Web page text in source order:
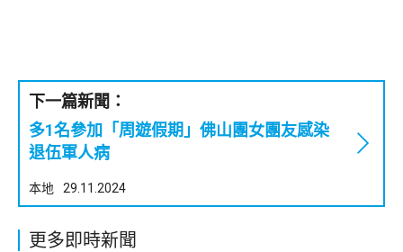
下一篇新聞：
多1名參加「周遊假期」佛山團女團友感染
退伍軍人病
本地 29.11.2024
更多即時新聞